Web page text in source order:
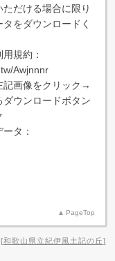
ただける場合に限り
をダウンロードく
用規約：
Awjnnnr
画像をクリック→
ダウンロードボタン
タ：
PageTop
和歌山県立紀伊風土記の丘